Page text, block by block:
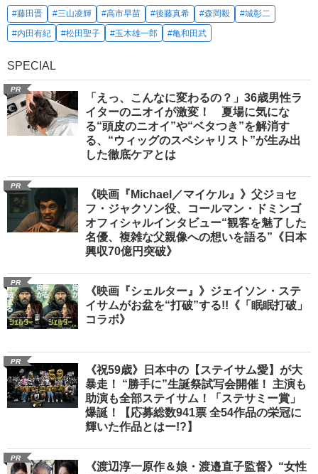
#藤田晋 #三山凌輝 #高市早苗 #後藤真希 #森岡毅
#城彰二
#内田有紀
#松田聖子 #玉木雄一郎 #亀和田武
SPECIAL
PR
「えっ、こんなに変わるの？」36歳男性ラ
イターのニオイが激変！ 夏場に気にな
る“頭皮のニオイ”や“ベタつき”を解消す
る、“ウィッグのスペシャリスト”が生み出
した徹底ケアとは
PR
《映画『Michael／マイケル』》父ジョセ
フ・ジャクソン役、コールマン・ドミンゴ
オフィシャルインタビュー“観客を魅了した
名優、複雑な父親像への想いを語る”《日本
興収70億円突破》
PR
《映画『シェルター』》ジェイソン・ステ
イサムがお盆を“打破”する!!《「眠眠打破」
コラボ》
PR
《祝59歳》日本中の【ステイサム愛】が大
暴走！ “勝手に”生誕祭試写会開催！ 主演も
助演も全部ステイサム！「ステサミー賞」
爆誕！【応募総数941票 全54作品の栄冠に
輝いた作品とはー!?】
PR
《渡辺淳一原作＆娘・渡邉直子監督》“女性